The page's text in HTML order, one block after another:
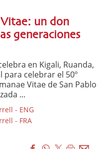
un don
generaciones
en Kigali, Ruanda,
celebrar el 50º
Vitae de San Pablo
...
- ENG
- FRA